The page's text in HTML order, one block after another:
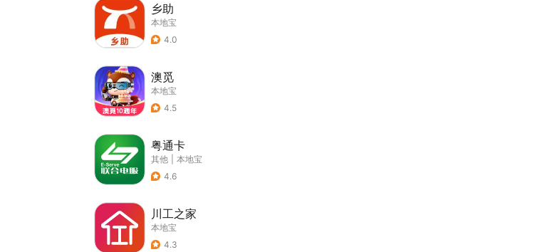
乡助
本地宝
4.0
澳觅
本地宝
4.5
粤通卡
其他
本地宝
4.6
川工之家
本地宝
4.3